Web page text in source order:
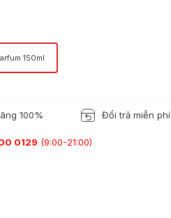
150ml
100% Đổi trả miễn phí
0129 (9:00-21:00)